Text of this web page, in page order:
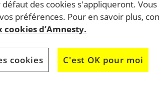
des cookies s'appliqueront. Vous
préférences. Pour en savoir plus,
d’Amnesty.
cookies C'est OK pour moi